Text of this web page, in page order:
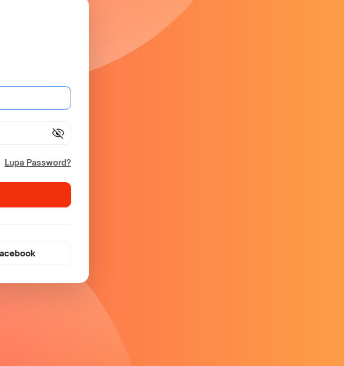
visibility_off
Lupa Password?